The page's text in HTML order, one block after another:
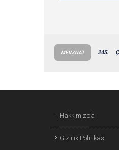
MEVZUAT 245.
Hakkımızda
Gizlilik Politikası